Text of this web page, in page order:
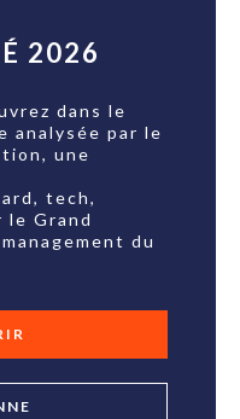
2026
dans le
analysée par le
une
tech,
le Grand
du